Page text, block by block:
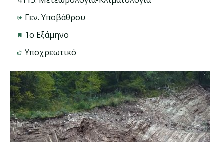
Γεν. Υποβάθρου
1ο Εξάμηνο
Υποχρεωτικό